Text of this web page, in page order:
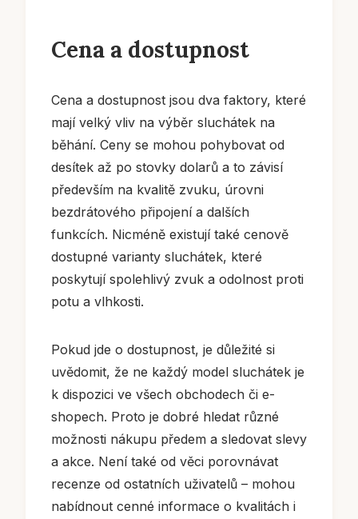
Cena a dostupnost
Cena a dostupnost jsou dva faktory, které
mají velký vliv na výběr sluchátek na
běhání. Ceny se mohou pohybovat od
desítek až po stovky dolarů a to závisí
především na kvalitě zvuku, úrovni
bezdrátového připojení a dalších
funkcích. Nicméně existují také cenově
dostupné varianty sluchátek, které
poskytují spolehlivý zvuk a odolnost proti
potu a vlhkosti.
Pokud jde o dostupnost, je důležité si
uvědomit, že ne každý model sluchátek je
k dispozici ve všech obchodech či e-
shopech. Proto je dobré hledat různé
možnosti nákupu předem a sledovat slevy
a akce. Není také od věci porovnávat
recenze od ostatních uživatelů – mohou
nabídnout cenné informace o kvalitách i